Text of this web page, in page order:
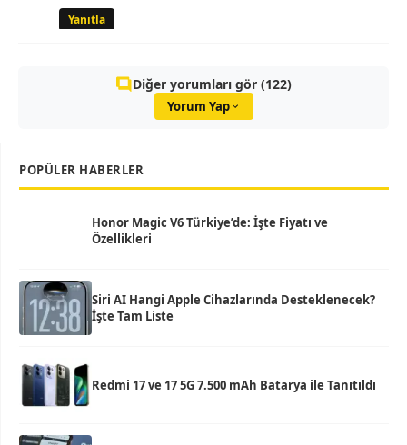
Yanıtla
Diğer yorumları gör (122)
Yorum Yap
POPÜLER HABERLER
Honor Magic V6 Türkiye’de: İşte Fiyatı ve
Özellikleri
Siri AI Hangi Apple Cihazlarında Desteklenecek?
İşte Tam Liste
Redmi 17 ve 17 5G 7.500 mAh Batarya ile Tanıtıldı